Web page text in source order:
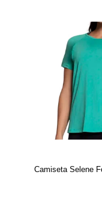
Camiseta Selene